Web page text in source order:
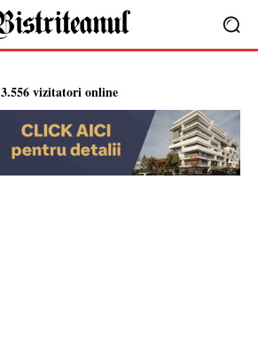
3.556 vizitatori online